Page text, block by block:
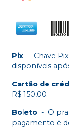
Pix - Chave
disponíveis
Cartão de
R$ 150,00.
Boleto - O
pagamento é